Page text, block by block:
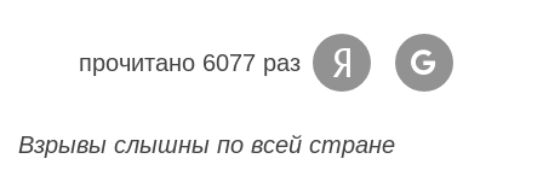
прочитано 6077 раз
Взрывы слышны по всей стране